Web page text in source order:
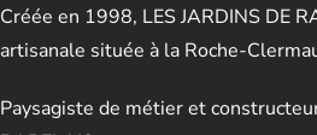
Créée en 1998, LES JARDINS DE
artisanale située à la Roche-
Paysagiste de métier et